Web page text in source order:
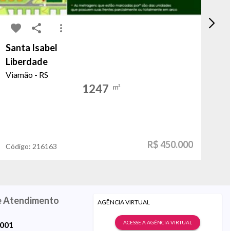
Santa Isabel
Liberdade
Viamão - RS
1247 m²
Código: 216163 R$ 450.000
Atendimento AGÊNCIA VIRTUAL
ACESSE A AGÊNCIA VIRTUAL